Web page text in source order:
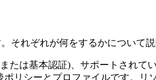
それぞれが何をするかについて
たは基本認証)、サポートされ
シーとプロファイルです。リ